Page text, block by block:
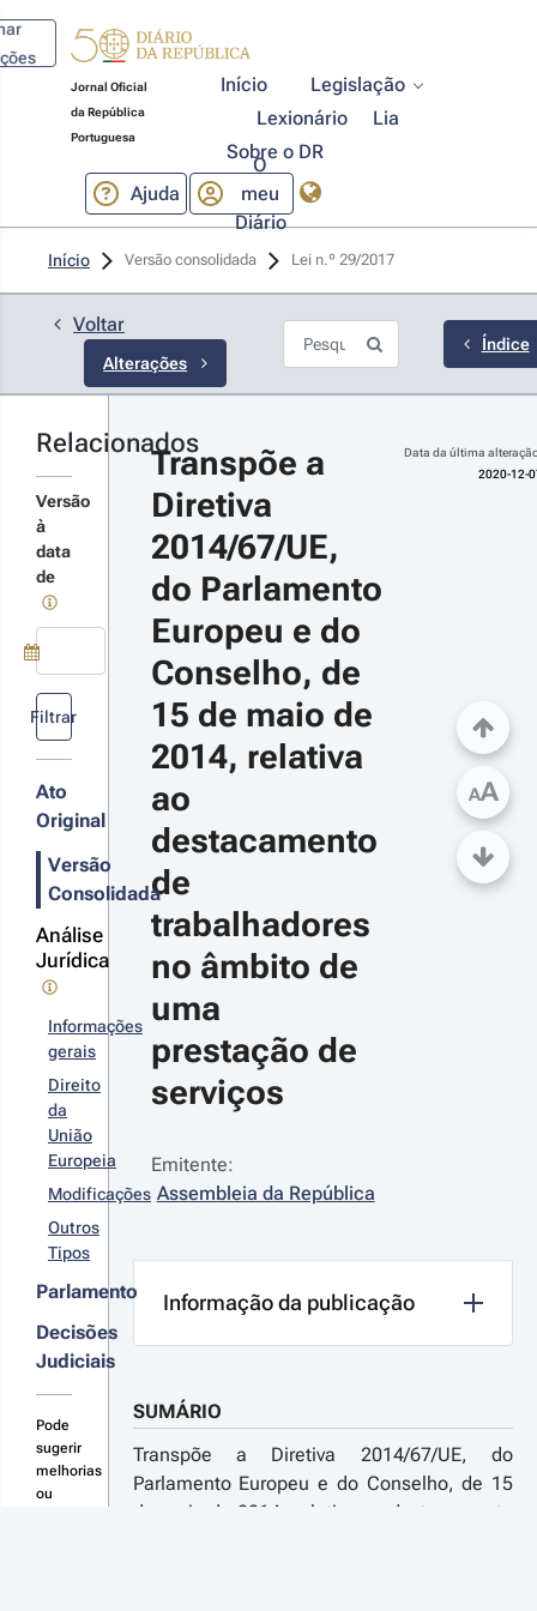
Jornal Oficial
da República
Portuguesa
Início
Legislação
Lexionário
Lia
Sobre o DR
Ajuda
O
meu
Diário
Início Versão consolidada Lei n.º 29/2017
Voltar
Alterações
n.º 101-
- 1.ª
ao
de
de
30
2017
Índice
Relacionados
Versão
à
data
de
Use a tecla de seta para baixo para abrir o calendário; Use as
Filtrar
Ato
Original
Versão
Consolidada
Análise
Jurídica
Informações
gerais
Direito
da
União
Europeia
Modificações
Outros
Tipos
Parlamento
Decisões
Judiciais
Pode
sugerir
melhorias
ou
Transpõe a
Diretiva
2014/67/UE,
do Parlamento
Europeu e do
Conselho, de
15 de maio de
2014, relativa
ao
destacamento
de
trabalhadores
no âmbito de
uma
prestação de
serviços
Data da última
2020-12-
Emitente:
Assembleia da República
Informação da publicação
SUMÁRIO
Transpõe a Diretiva 2014/67/UE, do
Parlamento Europeu e do Conselho, de 15
de maio de 2014, relativa ao destacamento
AA